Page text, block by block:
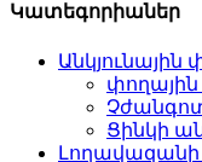
Կատեգորիաներ
Ցինկի
Լողավազանի